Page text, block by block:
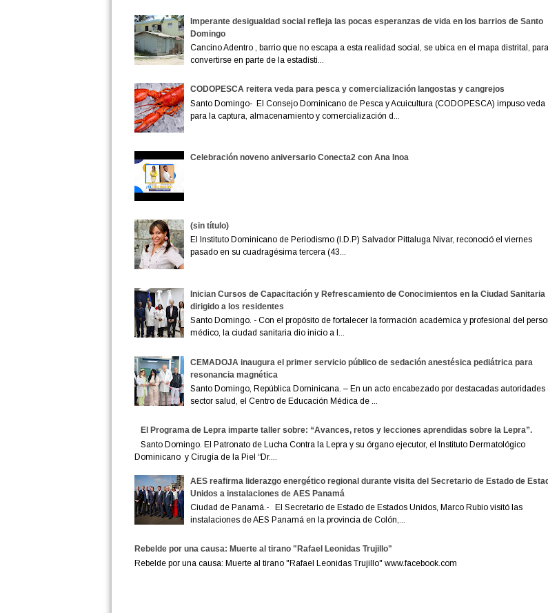
Imperante desigualdad social refleja las pocas esperanzas de vida en los barrios de Santo
Domingo
Cancino Adentro , barrio que no escapa a esta realidad social, se ubica en el mapa distrital, para
convertirse en parte de la estadísti...
CODOPESCA reitera veda para pesca y comercialización langostas y cangrejos
Santo Domingo- El Consejo Dominicano de Pesca y Acuicultura (CODOPESCA) impuso veda
para la captura, almacenamiento y comercialización d...
Celebración noveno aniversario Conecta2 con Ana Inoa
(sin título)
El Instituto Dominicano de Periodismo (I.D.P) Salvador Pittaluga Nivar, reconoció el viernes
pasado en su cuadragésima tercera (43...
Inician Cursos de Capacitación y Refrescamiento de Conocimientos en la Ciudad Sanitaria
dirigido a los residentes
Santo Domingo. - Con el propósito de fortalecer la formación académica y profesional del
médico, la ciudad sanitaria dio inicio a l...
CEMADOJA inaugura el primer servicio público de sedación anestésica pediátrica para
resonancia magnética
Santo Domingo, República Dominicana. – En un acto encabezado por destacadas autoridades
sector salud, el Centro de Educación Médica de ...
El Programa de Lepra imparte taller sobre: “Avances, retos y lecciones aprendidas sobre la Lepra”.
Santo Domingo. El Patronato de Lucha Contra la Lepra y su órgano ejecutor, el Instituto Dermatológico
Dominicano y Cirugía de la Piel “Dr....
AES reafirma liderazgo energético regional durante visita del Secretario de Estado de
Unidos a instalaciones de AES Panamá
Ciudad de Panamá.- El Secretario de Estado de Estados Unidos, Marco Rubio visitó las
instalaciones de AES Panamá en la provincia de Colón,...
Rebelde por una causa: Muerte al tirano "Rafael Leonidas Trujillo"
Rebelde por una causa: Muerte al tirano "Rafael Leonidas Trujillo" www.facebook.com